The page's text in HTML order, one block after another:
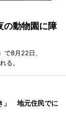
動物園に障
8月22日、
る。
」 地元住民でに